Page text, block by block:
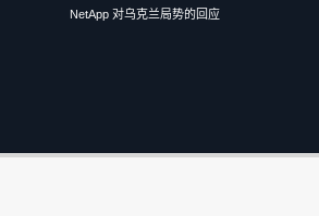
NetApp 对乌克兰局势的回应